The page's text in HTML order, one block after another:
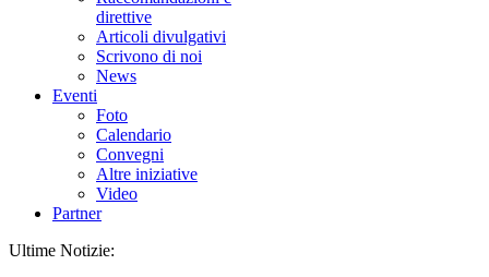
direttive
Articoli divulgativi
Scrivono di noi
News
Eventi
Foto
Calendario
Convegni
Altre iniziative
Video
Partner
Ultime Notizie: